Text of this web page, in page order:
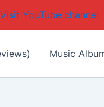
Visit YouTube channel
Music